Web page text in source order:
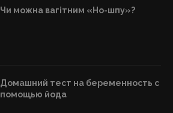
Чи можна вагітним «Но-шпу»?
Домашний тест на беременность с
помощью йода